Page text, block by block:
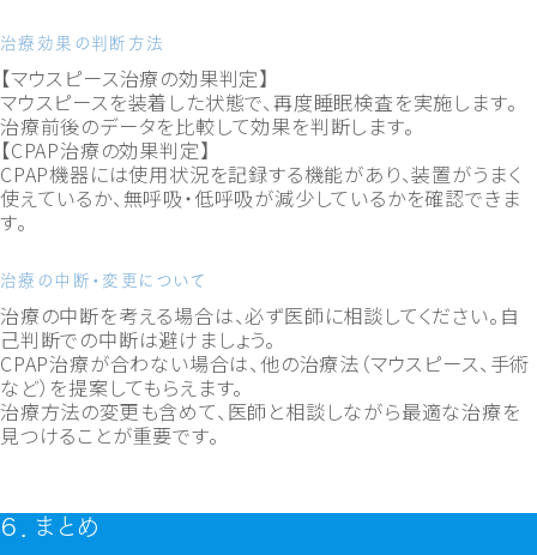
治療効果の判断方法
【マウスピース治療の効果判定】
マウスピースを装着した状態で、再度睡眠検査を実施します。
治療前後のデータを比較して効果を判断します。
【CPAP治療の効果判定】
CPAP機器には使用状況を記録する機能があり、装置がうまく
使えているか、無呼吸・低呼吸が減少しているかを確認できま
す。
治療の中断・変更について
治療の中断を考える場合は、必ず医師に相談してください。自
己判断での中断は避けましょう。
CPAP治療が合わない場合は、他の治療法（マウスピース、手術
など）を提案してもらえます。
治療方法の変更も含めて、医師と相談しながら最適な治療を
見つけることが重要です。
６．まとめ